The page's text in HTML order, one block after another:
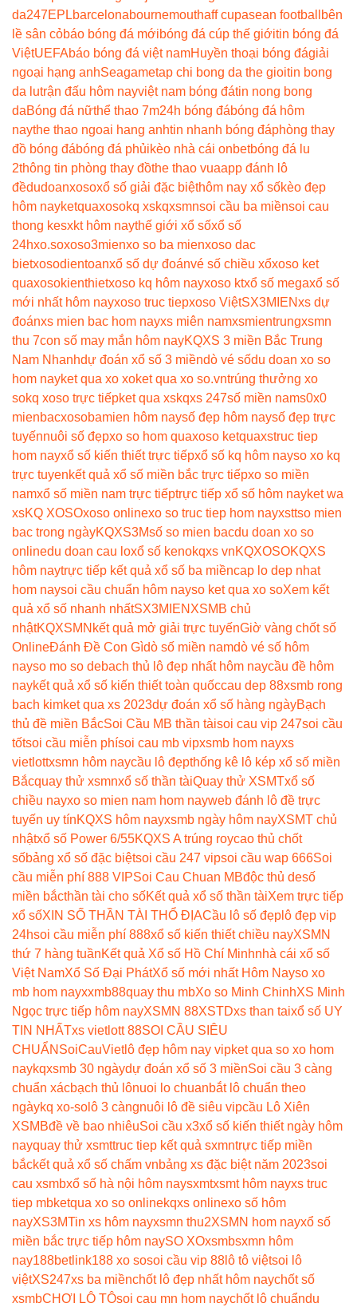
da247EPLbarcelonabournemouthaff cupasean football
bên
lề sân cỏbáo bóng đá mớibóng đá cúp thế giớitin bóng đá
ViệtUEFAbáo bóng đá việt namHuyền thoại bóng đágiải
ngoại hạng anhSeagametap chi bong da the gioitin bong
da lutrận đấu hôm nayviệt nam bóng đátin nong bong
daBóng đá nữthể thao 7m24h bóng đábóng đá hôm
naythe thao ngoai hang anhtin nhanh bóng đáphòng thay
đồ bóng đábóng đá phủikèo nhà cái onbetbóng đá lu
2thông tin phòng thay đồthe thao vuaapp đánh lô
đềdudoanxosoxổ số giải đặc biệthôm nay xổ sốkèo đẹp
hôm nayketquaxosokq xskqxsmnsoi cầu ba miềnsoi cau
thong kesxkt hôm naythế giới xổ sốxổ số
24hxo.soxoso3mienxo so ba mienxoso dac
bietxosodientoanxổ số dự đoánvé số chiều xổxoso ket
quaxosokienthietxoso kq hôm nayxoso ktxổ số megaxổ số
mới nhất hôm nayxoso truc tiepxoso ViệtSX3MIENxs dự
đoánxs mien bac hom nayxs miên namxsmientrungxsmn
thu 7con số may mắn hôm nayKQXS 3 miền Bắc Trung
Nam Nhanhdự đoán xổ số 3 miềndò vé sốdu doan xo so
hom nayket qua xo xoket qua xo so.vntrúng thưởng xo
sokq xoso trực tiếpket qua xskqxs 247số miền nams0x0
mienbacxosobamien hôm naysố đẹp hôm naysố đẹp trực
tuyếnnuôi số đẹpxo so hom quaxoso ketquaxstruc tiep
hom nayxổ số kiến thiết trực tiếpxổ số kq hôm nayso xo kq
trực tuyenkết quả xổ số miền bắc trực tiếpxo so miền
namxổ số miền nam trực tiếptrực tiếp xổ số hôm nayket wa
xsKQ XOSOxoso onlinexo so truc tiep hom nayxsttso mien
bac trong ngàyKQXS3Msố so mien bacdu doan xo so
onlinedu doan cau loxổ số kenokqxs vnKQXOSOKQXS
hôm naytrực tiếp kết quả xổ số ba miềncap lo dep nhat
hom naysoi cầu chuẩn hôm nayso ket qua xo soXem kết
quả xổ số nhanh nhấtSX3MIEN XSMB chủ
nhậtKQXSMN kết quả mở giải trực tuyếnGiờ vàng chốt số
OnlineĐánh Đề Con Gìdò số miền namdò vé số hôm
nayso mo so debach thủ lô đẹp nhất hôm naycầu đề hôm
naykết quả xổ số kiến thiết toàn quốccau dep 88xsmb rong
bach kimket qua xs 2023dự đoán xổ số hàng ngàyBạch
thủ đề miền BắcSoi Cầu MB thần tàisoi cau vip 247soi cầu
tốtsoi cầu miễn phísoi cau mb vipxsmb hom nayxs
vietlottxsmn hôm naycầu lô đẹpthống kê lô kép xổ số miền
Bắcquay thử xsmnxổ số thần tàiQuay thử XSMTxổ số
chiều nayxo so mien nam hom nayweb đánh lô đề trực
tuyến uy tínKQXS hôm nayxsmb ngày hôm nayXSMT chủ
nhậtxổ số Power 6/55KQXS A trúng roycao thủ chốt
sốbảng xổ số đặc biệtsoi cầu 247 vipsoi cầu wap 666Soi
cầu miễn phí 888 VIPSoi Cau Chuan MBđộc thủ desố
miền bắcthần tài cho sốKết quả xổ số thần tàiXem trực tiếp
xổ sốXIN SỐ THẦN TÀI THỔ ĐỊACầu lô số đẹp lô đẹp vip
24hsoi cầu miễn phí 888xổ số kiến thiết chiều nayXSMN
thứ 7 hàng tuầnKết quả Xổ số Hồ Chí Minhnhà cái xổ số
Việt NamXổ Số Đại PhátXổ số mới nhất Hôm Nayso xo
mb hom nayxxmb88quay thu mbXo so Minh ChinhXS Minh
Ngọc trực tiếp hôm nayXSMN 88XSTDxs than taixổ số UY
TIN NHẤTxs vietlott 88SOI CẦU SIÊU
CHUẨN SoiCauVietlô đẹp hôm nay vipket qua so xo hom
naykqxsmb 30 ngàydự đoán xổ số 3 miềnSoi cầu 3 càng
chuẩn xácbạch thủ lônuoi lo chuanbắt lô chuẩn theo
ngàykq xo-so lô 3 càngnuôi lô đề siêu vipcầu Lô Xiên
XSMBđề về bao nhiêuSoi cầu x3xổ số kiến thiết ngày hôm
nayquay thử xsmttruc tiep kết quả sxmntrực tiếp miền
bắckết quả xổ số chấm vnbảng xs đặc biệt năm 2023soi
cau xsmbxổ số hà nội hôm naysxmtxsmt hôm nayxs truc
tiep mbketqua xo so onlinekqxs onlinexo số hôm
nayXS3MTin xs hôm nayxsmn thu2XSMN hom nayxổ số
miền bắc trực tiếp hôm naySO XOxsmbsxmn hôm
nay188betlink188 xo sosoi cầu vip 88 lô tô việtsoi lô
việtXS247xs ba miềnchốt lô đẹp nhất hôm naychốt số
xsmbCHƠI LÔ TÔsoi cau mn hom naychốt lô chuẩndu